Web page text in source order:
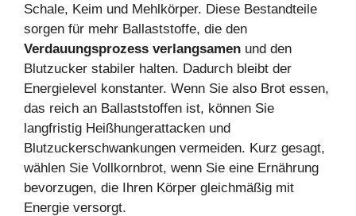
Schale, Keim und Mehlkörper. Diese Bestandteile
sorgen für mehr Ballaststoffe, die den
Verdauungsprozess verlangsamen und den
Blutzucker stabiler halten. Dadurch bleibt der
Energielevel konstanter. Wenn Sie also Brot essen,
das reich an Ballaststoffen ist, können Sie
langfristig Heißhungerattacken und
Blutzuckerschwankungen vermeiden. Kurz gesagt,
wählen Sie Vollkornbrot, wenn Sie eine Ernährung
bevorzugen, die Ihren Körper gleichmäßig mit
Energie versorgt.